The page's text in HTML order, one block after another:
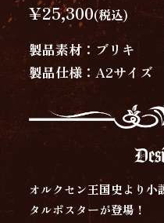
¥25,300(税込)
製品素材：ブリキ
製品仕様：A2サイズ
オルクセン王国史より小
タルポスターが登場！